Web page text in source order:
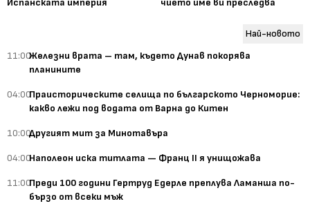
Испанската империя
чието име ви преследва
Най-новото
11:00Железни врата – там, където Дунав покорява
планините
04:00Праисторическите селища по българското Черноморие:
какво лежи под водата от Варна до Китен
10:00Другият мит за Минотавъра
04:00Наполеон иска титлата — Франц II я унищожава
11:00Преди 100 години Гертруд Едерле преплува Ламанша по-
бързо от всеки мъж